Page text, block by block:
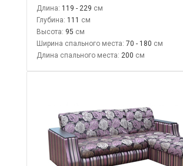
Длина: 119 - 229
Глубина: 111
Высота: 95
Ширина спального места: 70 - 180
Длина спального места: 200